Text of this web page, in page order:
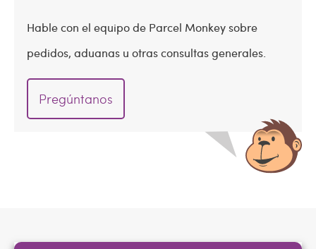
Hable con el equipo de Parcel Monkey sobre
pedidos, aduanas u otras consultas generales.
Pregúntanos